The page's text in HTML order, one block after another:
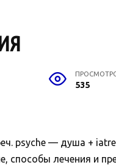
535
psyche — душа +
способы лечения и